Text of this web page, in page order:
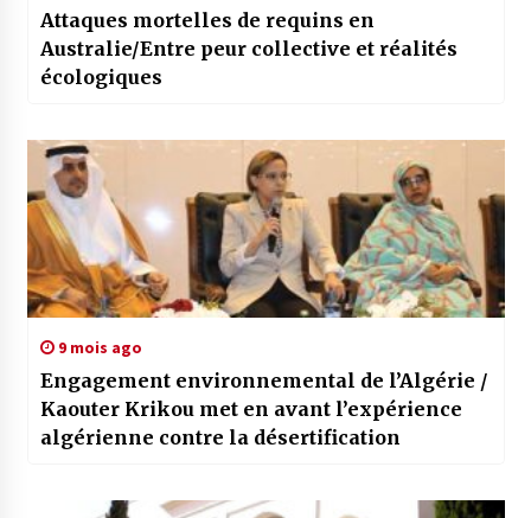
Attaques mortelles de requins en
Australie/Entre peur collective et réalités
écologiques
9 mois ago
Engagement environnemental de l’Algérie /
Kaouter Krikou met en avant l’expérience
algérienne contre la désertification